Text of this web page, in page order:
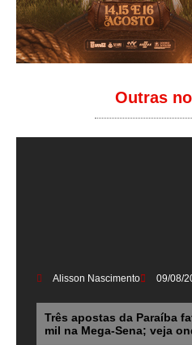
Outras
Alisson Nascimento 09/08/
Três apostas da Paraíba
mil na Mega-Sena; veja